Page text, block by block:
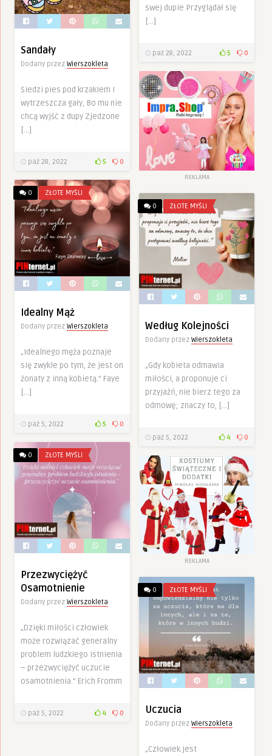
swej dupie Przyglądał się
[…]
paź 28, 2022 5 0
Sandały
Dodany przez Wierszokleta
Siedzi pies pod krzakiem I
wytrzeszcza gały, Bo mu nie
chcą wyjść z dupy Zjedzone
[…]
paź 28, 2022 5 0
REKLAMA
0 ZŁOTE MYŚLI
Idealny Mąż
Dodany przez Wierszokleta
„Idealnego męża poznaje
się zwykle po tym, że jest on
żonaty z inną kobietą.” Faye
[…]
paź 5, 2022 5 0
0 ZŁOTE MYŚLI
Według Kolejności
Dodany przez Wierszokleta
„Gdy kobieta odmawia
miłości, a proponuje ci
przyjaźń, nie bierz tego za
odmowę; znaczy to, […]
paź 5, 2022 4 0
0 ZŁOTE MYŚLI
Przezwyciężyć
Osamotnienie
Dodany przez Wierszokleta
„Dzięki miłości człowiek
może rozwiązać generalny
problem ludzkiego istnienia
– przezwyciężyć uczucie
osamotnienia.” Erich Fromm
paź 5, 2022 4 0
REKLAMA
0 ZŁOTE MYŚLI
Uczucia
Dodany przez Wierszokleta
„Człowiek jest